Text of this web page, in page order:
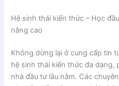
Hệ sinh thái kiến thức – Học
nâng cao
Không dừng lại ở cung cấp tin
hệ sinh thái kiến thức đa dạng,
nhà đầu tư lâu năm. Các